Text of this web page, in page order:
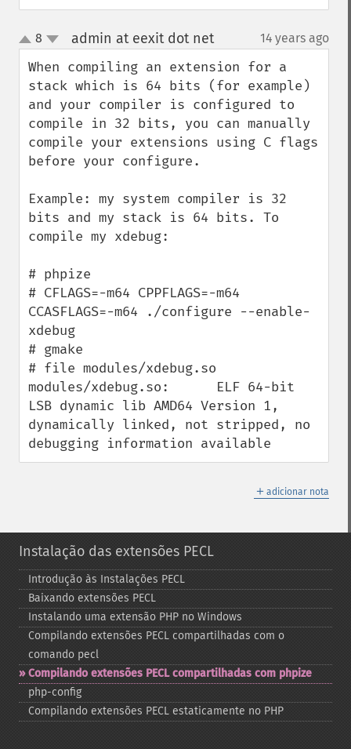
up
down
8 admin at eexit dot net¶ 14 years ago
When compiling an extension for a
stack which is 64 bits (for example)
and your compiler is configured to
compile in 32 bits, you can manually
compile your extensions using C flags
before your configure.
Example: my system compiler is 32
bits and my stack is 64 bits. To
compile my xdebug:
# phpize
# CFLAGS=-m64 CPPFLAGS=-m64
CCASFLAGS=-m64 ./configure --enable-
xdebug
# gmake
# file modules/xdebug.so
modules/xdebug.so:      ELF 64-bit
LSB dynamic lib AMD64 Version 1,
dynamically linked, not stripped, no
debugging information available
＋ adicionar nota
Instalação das extensões PECL
Introdução às Instalações PECL
Baixando extensões PECL
Instalando uma extensão PHP no Windows
Compilando extensões PECL compartilhadas com o
comando pecl
Compilando extensões PECL compartilhadas com phpize
php-​config
Compilando extensões PECL estaticamente no PHP